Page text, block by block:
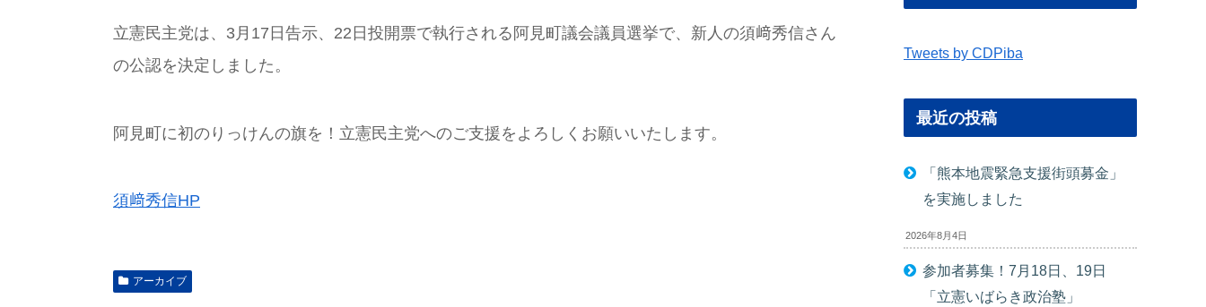
立憲民主党は、3月17日告示、22日投開票で執行される阿見町議会議員選挙で、新人の須﨑秀信さん
の公認を決定しました。
阿見町に初のりっけんの旗を！立憲民主党へのご支援をよろしくお願いいたします。
須﨑秀信HP
アーカイブ
Tweets by CDPiba
最近の投稿
「熊本地震緊急支援街頭募金」
を実施しました
2026年8月4日
参加者募集！7月18日、19日
「立憲いばらき政治塾」